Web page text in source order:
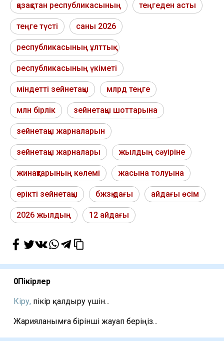
қазақстан республикасының теңгеден асты
теңге түсті саны 2026
республикасының ұлттық
республикасының үкіметі
міндетті зейнетақы млрд теңге
млн бірлік зейнетақы шоттарына
зейнетақы жарналарын
зейнетақы жарналары жылдың сәуіріне
жинақтарының көлемі жасына толуына
ерікті зейнетақы бжзқ дағы айдағы өсім
2026 жылдың 12 айдағы
0Пікірлер
Кіру, пікір қалдыру үшін...
Жарияланымға бірінші жауап беріңіз...